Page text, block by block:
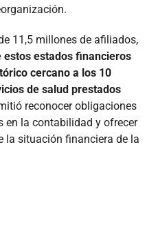
11,5 millones de afiliados,
estados financieros
cercano a los 10
de salud prestados
reconocer obligaciones
en la contabilidad y ofrecer
la situación financiera de la